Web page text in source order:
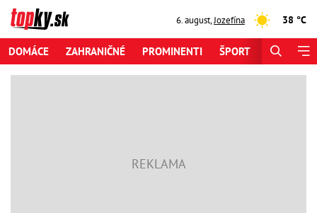
6. august,Jozefína 38 °C
DOMÁCE ZAHRANIČNÉ PROMINENTI ŠPORT